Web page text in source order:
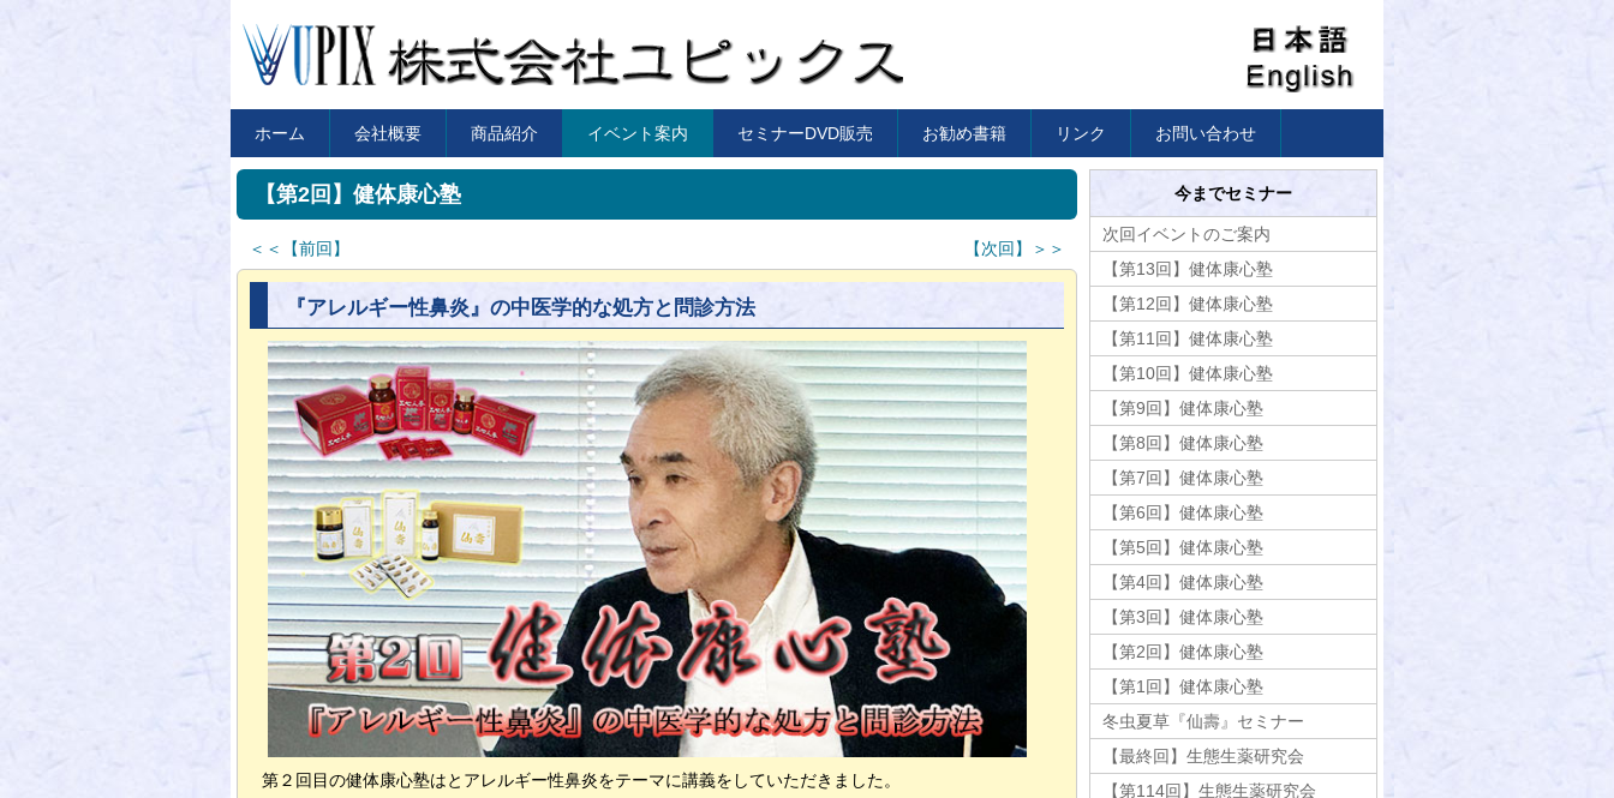
ホーム 会社概要 商品紹介 イベント案内 セミナーDVD販売 お勧め書籍 リンク お問い合わせ
【第2回】健体康心塾
＜＜【前回】 【次回】＞＞
『アレルギー性鼻炎』の中医学的な処方と問診方法
第２回目の健体康心塾はとアレルギー性鼻炎をテーマに講義をしていただきました。
今までセミナー
次回イベントのご案内
【第13回】健体康心塾
【第12回】健体康心塾
【第11回】健体康心塾
【第10回】健体康心塾
【第9回】健体康心塾
【第8回】健体康心塾
【第7回】健体康心塾
【第6回】健体康心塾
【第5回】健体康心塾
【第4回】健体康心塾
【第3回】健体康心塾
【第2回】健体康心塾
【第1回】健体康心塾
冬虫夏草『仙壽』セミナー
【最終回】生態生薬研究会
【第114回】生態生薬研究会